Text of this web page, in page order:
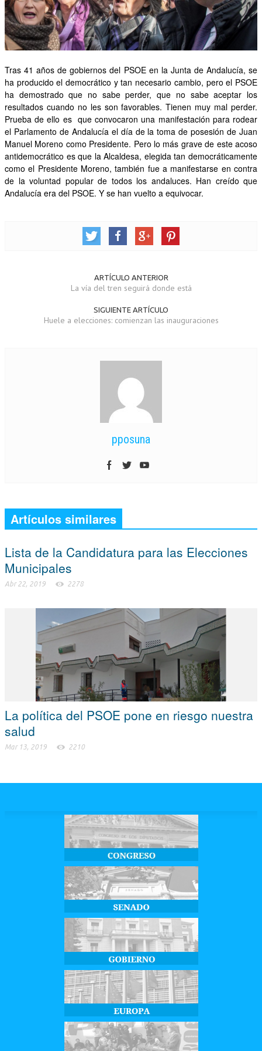
OTRAS INICIATIVAS
PARTICIPA
CONTACTA
AFÍLIATE
Tras 41 años de gobiernos del PSOE en la Junta de Andalucía, se
ha producido el democrático y tan necesario cambio, pero el PSOE
ha demostrado que no sabe perder, que no sabe aceptar los
resultados cuando no les son favorables. Tienen muy mal perder.
Prueba de ello es que convocaron una manifestación para rodear
el Parlamento de Andalucía el día de la toma de posesión de Juan
Manuel Moreno como Presidente. Pero lo más grave de este acoso
antidemocrático es que la Alcaldesa, elegida tan democráticamente
como el Presidente Moreno, también fue a manifestarse en contra
de la voluntad popular de todos los andaluces. Han creído que
Andalucía era del PSOE. Y se han vuelto a equivocar.
ARTÍCULO ANTERIOR
La vía del tren seguirá donde está
SIGUIENTE ARTÍCULO
Huele a elecciones: comienzan las inauguraciones
pposuna
Artículos similares
Lista de la Candidatura para las Elecciones
Municipales
Abr 22, 2019 2278
La política del PSOE pone en riesgo nuestra
salud
Mar 13, 2019 2210